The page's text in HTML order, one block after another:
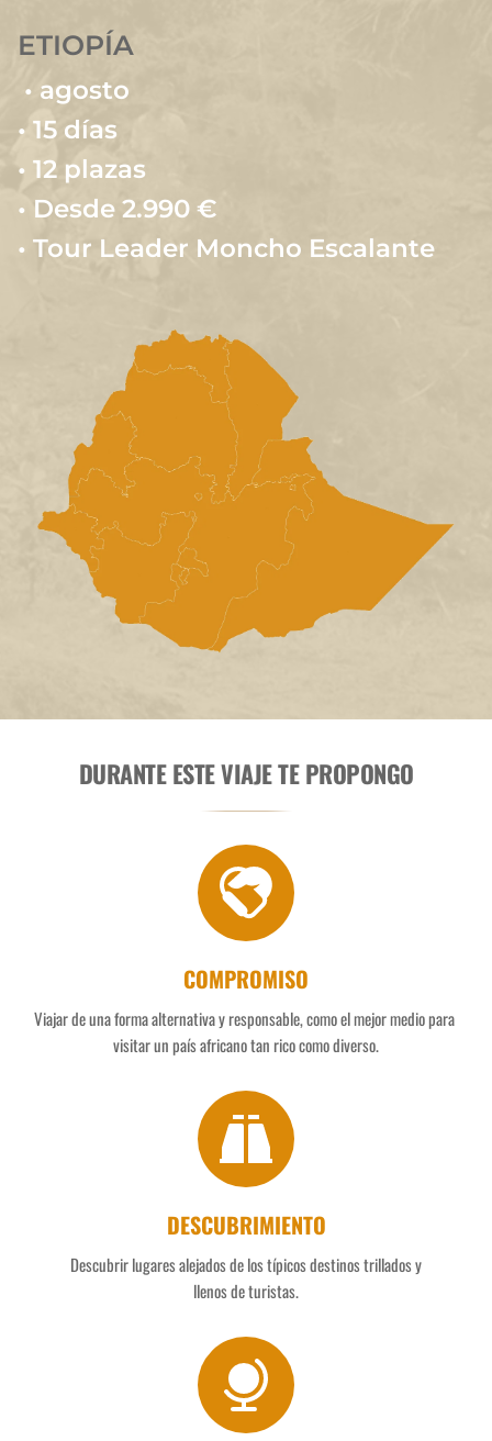
ETIOPÍA
• agosto
• 15 días
• 12 plazas
• Desde 2.990 €
• Tour Leader Moncho Escalante
DURANTE ESTE VIAJE TE PROPONGO
COMPROMISO
Viajar de una forma alternativa y responsable, como el mejor medio para
visitar un país africano tan rico como diverso.
DESCUBRIMIENTO
Descubrir lugares alejados de los típicos destinos trillados y
llenos de turistas.